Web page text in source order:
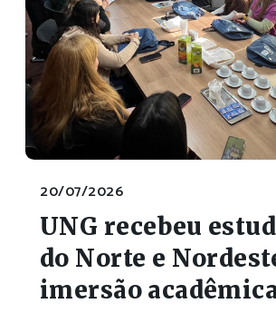
20/07/2026
UNG recebeu
do Norte e
imersão